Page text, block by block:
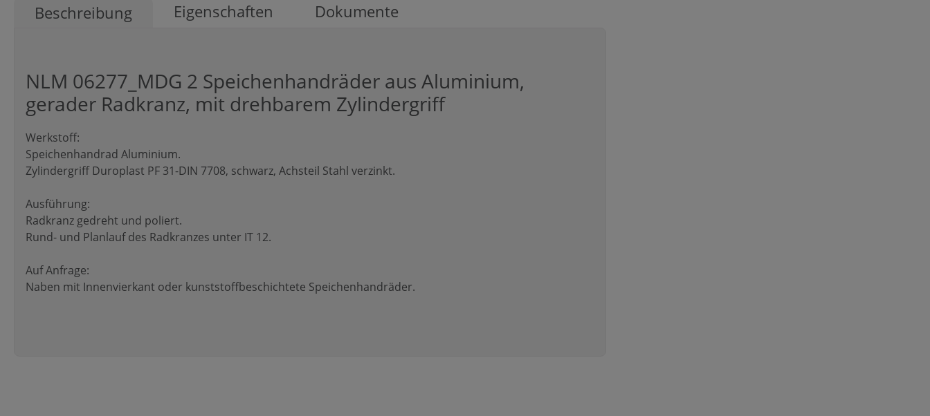
Beschreibung Eigenschaften Dokumente
NLM 06277_MDG 2 Speichenhandräder aus Aluminium,
gerader Radkranz, mit drehbarem Zylindergriff
Werkstoff:
Speichenhandrad Aluminium.
Zylindergriff Duroplast PF 31-DIN 7708, schwarz, Achsteil Stahl verzinkt.
Ausführung:
Radkranz gedreht und poliert.
Rund- und Planlauf des Radkranzes unter IT 12.
Auf Anfrage:
Naben mit Innenvierkant oder kunststoffbeschichtete Speichenhandräder.